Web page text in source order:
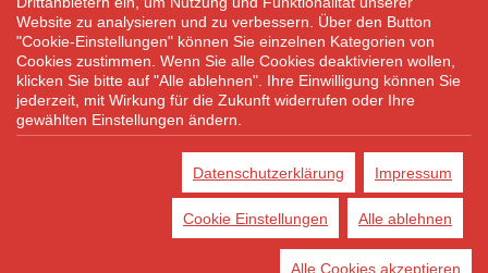
Mo-Fr 08:30-18:00
Sa 08:30-12:30
Adventsamstage: 08:30 bis 17:00 Uhr geöffnet.
Bei Preisen, die mit "UVP" gekennzeichnet sind, handelt es sich um
Website zu analysieren und zu verbessern. Über den Button
"Cookie-Einstellungen" können Sie einzelnen Kategorien von
Cookies zustimmen. Wenn Sie alle Cookies deaktivieren wollen,
klicken Sie bitte auf "Alle ablehnen". Ihre Einwilligung können Sie
jederzeit, mit Wirkung für die Zukunft widerrufen oder Ihre
gewählten Einstellungen ändern.
Datenschutzerklärung Impressum
Cookie Einstellungen Alle ablehnen
Alle Cookies akzeptieren